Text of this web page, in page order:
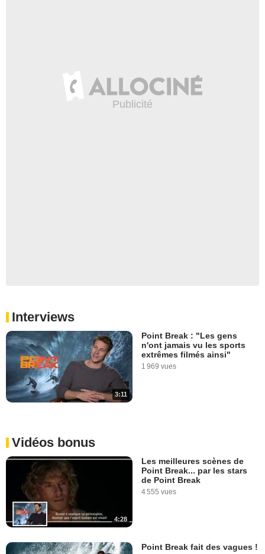
Interviews
3:11
Point Break : "Les gens
n'ont jamais vu les sports
extrêmes filmés ainsi"
1 969 vues
Vidéos bonus
4:28
Les meilleures scènes de
Point Break... par les stars
de Point Break
4 555 vues
Point Break fait des vagues !